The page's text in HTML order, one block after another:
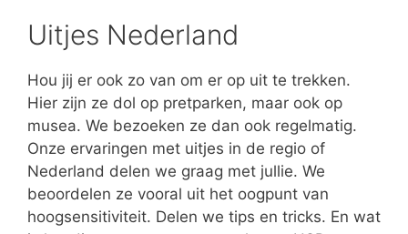
Uitjes Nederland
Hou jij er ook zo van om er op uit te trekken.
Hier zijn ze dol op pretparken, maar ook op
musea. We bezoeken ze dan ook regelmatig.
Onze ervaringen met uitjes in de regio of
Nederland delen we graag met jullie. We
beoordelen ze vooral uit het oogpunt van
hoogsensitiviteit. Delen we tips en tricks. En wat